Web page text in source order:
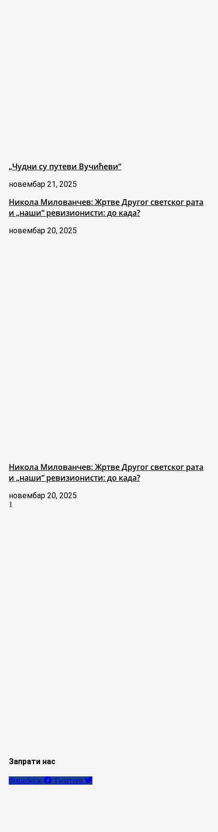
„Чудни су путеви Вучићеви“
новембар 21, 2025
Никола Милованчев: Жртве Другог светског рата
и „наши“ ревизионисти: до када?
новембар 20, 2025
Никола Милованчев: Жртве Другог светског рата
и „наши“ ревизионисти: до када?
новембар 20, 2025
Запрати нас
Фацебоок Тwиттер